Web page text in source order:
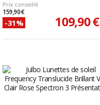
Prix conseillé
159,90 €
-31% 109,90 €